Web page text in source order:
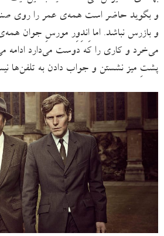
و بگوید حاضر است همه‌ی عمر را روی
و بازرس نباشد. اما اِندِوِر مورسِ جوان
می‌خرد و کاری را که دوست می‌دارد ادامه
پشتِ میز نشستن و جواب دادن به تلفن‌ها